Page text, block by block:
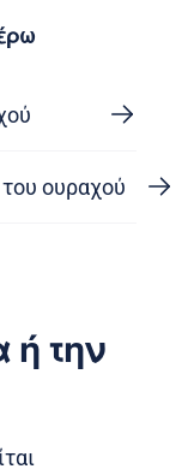
ουραχού
ή την